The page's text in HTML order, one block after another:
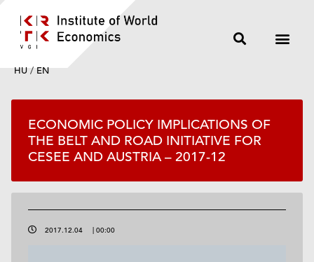
HU / EN
ECONOMIC POLICY IMPLICATIONS OF
THE BELT AND ROAD INITIATIVE FOR
CESEE AND AUSTRIA – 2017-12
2017.12.04 | 00:00